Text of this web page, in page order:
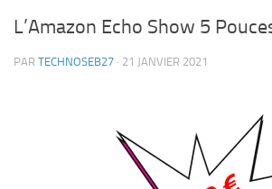
L’Amazon Echo Show 5
PAR TECHNOSEB27 · 21 JANVIER 2021